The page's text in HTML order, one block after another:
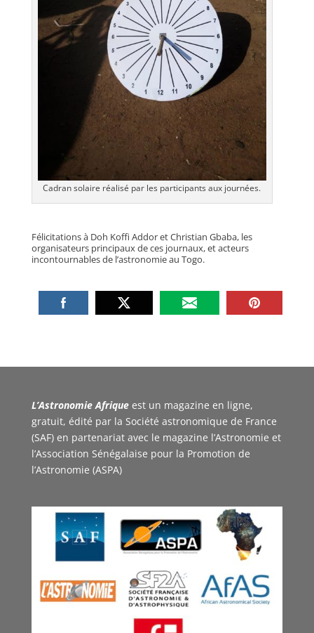
Cadran solaire réalisé par les participants aux journées.
Félicitations à Doh Koffi Addor et Christian Gbaba, les
organisateurs principaux de ces journaux, et acteurs
incontournables de l’astronomie au Togo.
L’Astronomie Afrique est un magazine en ligne,
gratuit, édité par la Société astronomique de France
(SAF) en partenariat avec le magazine l’Astronomie et
l’Association Sénégalaise pour la Promotion de
l’Astronomie (ASPA)